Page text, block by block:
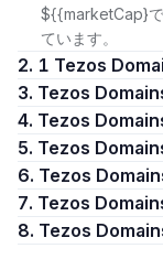
${{marketCap}
ています。
2. 1 Tezos
3. Tezos
4. Tezos
5. Tezos
6. Tezos
7. Tezos
8. Tezos